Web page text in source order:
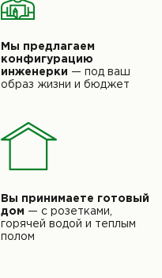
Мы предлагаем
конфигурацию
инженерки — под ваш
образ жизни и бюджет
Вы принимаете готовый
дом — с розетками,
горячей водой и теплым
полом